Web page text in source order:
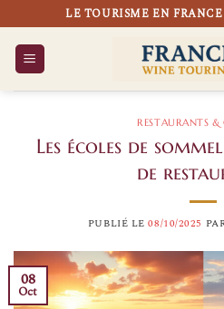
au
contenu
LE TOURISME EN
RESTAURANTS &
Les écoles de
de
PUBLIÉ LE08/10/2025
08
Oct